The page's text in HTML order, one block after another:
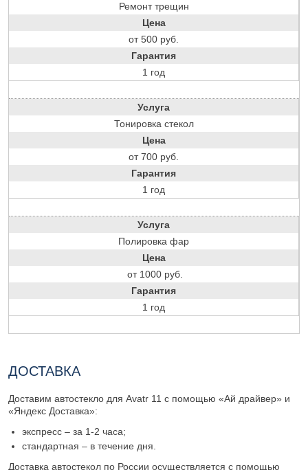
Ремонт трещин
Цена
от 500 руб.
Гарантия
1 год
Услуга
Тонировка стекол
Цена
от 700 руб.
Гарантия
1 год
Услуга
Полировка фар
Цена
от 1000 руб.
Гарантия
1 год
ДОСТАВКА
Доставим автостекло для Avatr 11 с помощью «Ай драйвер» и
«Яндекс Доставка»:
экспресс – за 1-2 часа;
стандартная – в течение дня.
Доставка автостекол по России осуществляется с помощью